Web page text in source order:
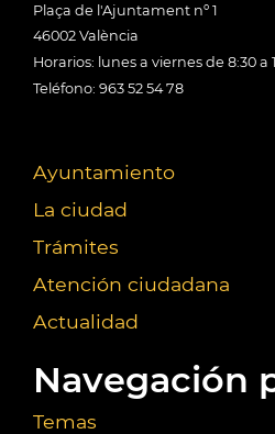
Plaça de l'Ajuntament nº 1
46002 València
Horarios: lunes a viernes de 8:30 a
Teléfono: 963 52 54 78
Ayuntamiento
La ciudad
Trámites
Atención ciudadana
Actualidad
Navegación
Temas